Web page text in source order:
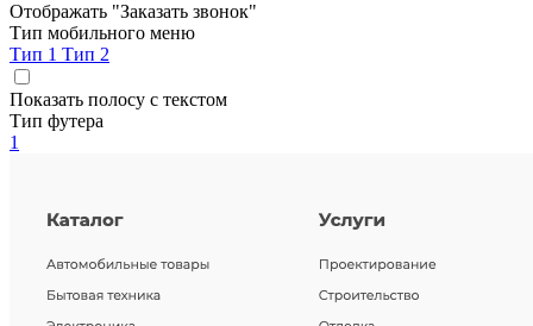
Отображать "Заказать звонок"
Тип мобильного меню
Тип 1 Тип 2
Показать полосу с текстом
Тип футера
1